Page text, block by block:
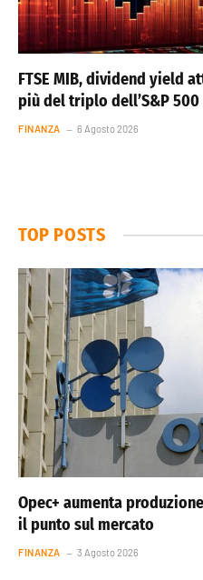
FTSE MIB, dividend yield
più del triplo dell’S&P 500
FINANZA 6 Agosto 2026
TOP POSTS
Opec+ aumenta
il punto sul mercato
FINANZA 3 Agosto 2026